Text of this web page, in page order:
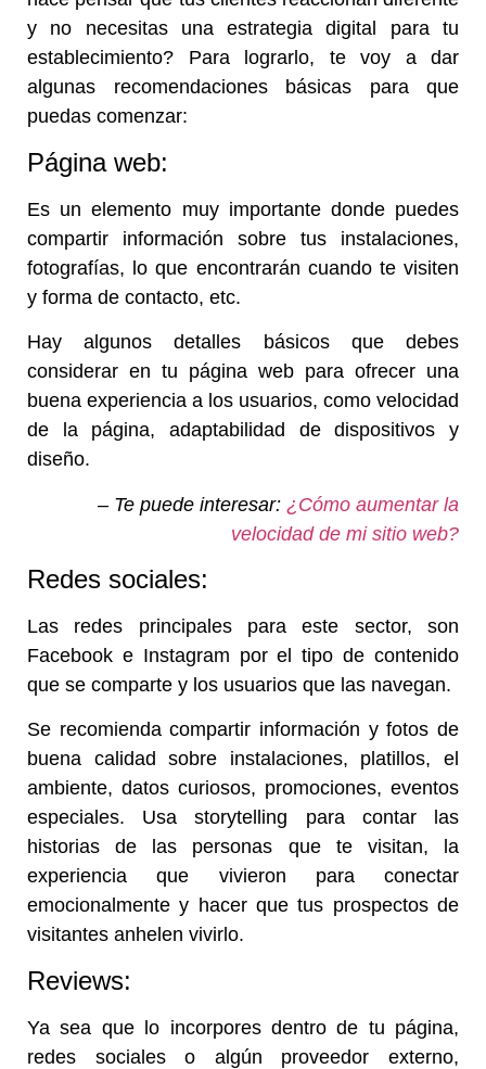
y no necesitas una estrategia digital para tu
establecimiento? Para lograrlo, te voy a dar
algunas recomendaciones básicas para que
puedas comenzar:
Página web:
Es un elemento muy importante donde puedes
compartir información sobre tus instalaciones,
fotografías, lo que encontrarán cuando te visiten
y forma de contacto, etc.
Hay algunos detalles básicos que debes
considerar en tu página web para ofrecer una
buena experiencia a los usuarios, como velocidad
de la página, adaptabilidad de dispositivos y
diseño.
– Te puede interesar: ¿Cómo aumentar la
velocidad de mi sitio web?
Redes sociales:
Las redes principales para este sector, son
Facebook e Instagram por el tipo de contenido
que se comparte y los usuarios que las navegan.
Se recomienda compartir información y fotos de
buena calidad sobre instalaciones, platillos, el
ambiente, datos curiosos, promociones, eventos
especiales. Usa storytelling para contar las
historias de las personas que te visitan, la
experiencia que vivieron para conectar
emocionalmente y hacer que tus prospectos de
visitantes anhelen vivirlo.
Reviews:
Ya sea que lo incorpores dentro de tu página,
redes sociales o algún proveedor externo,